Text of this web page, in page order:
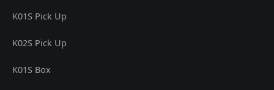
K01S Pick Up
K02S Pick Up
K01S Box